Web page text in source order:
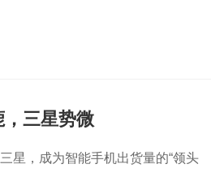
三星势微
星，成为智能手机出货量的“领头